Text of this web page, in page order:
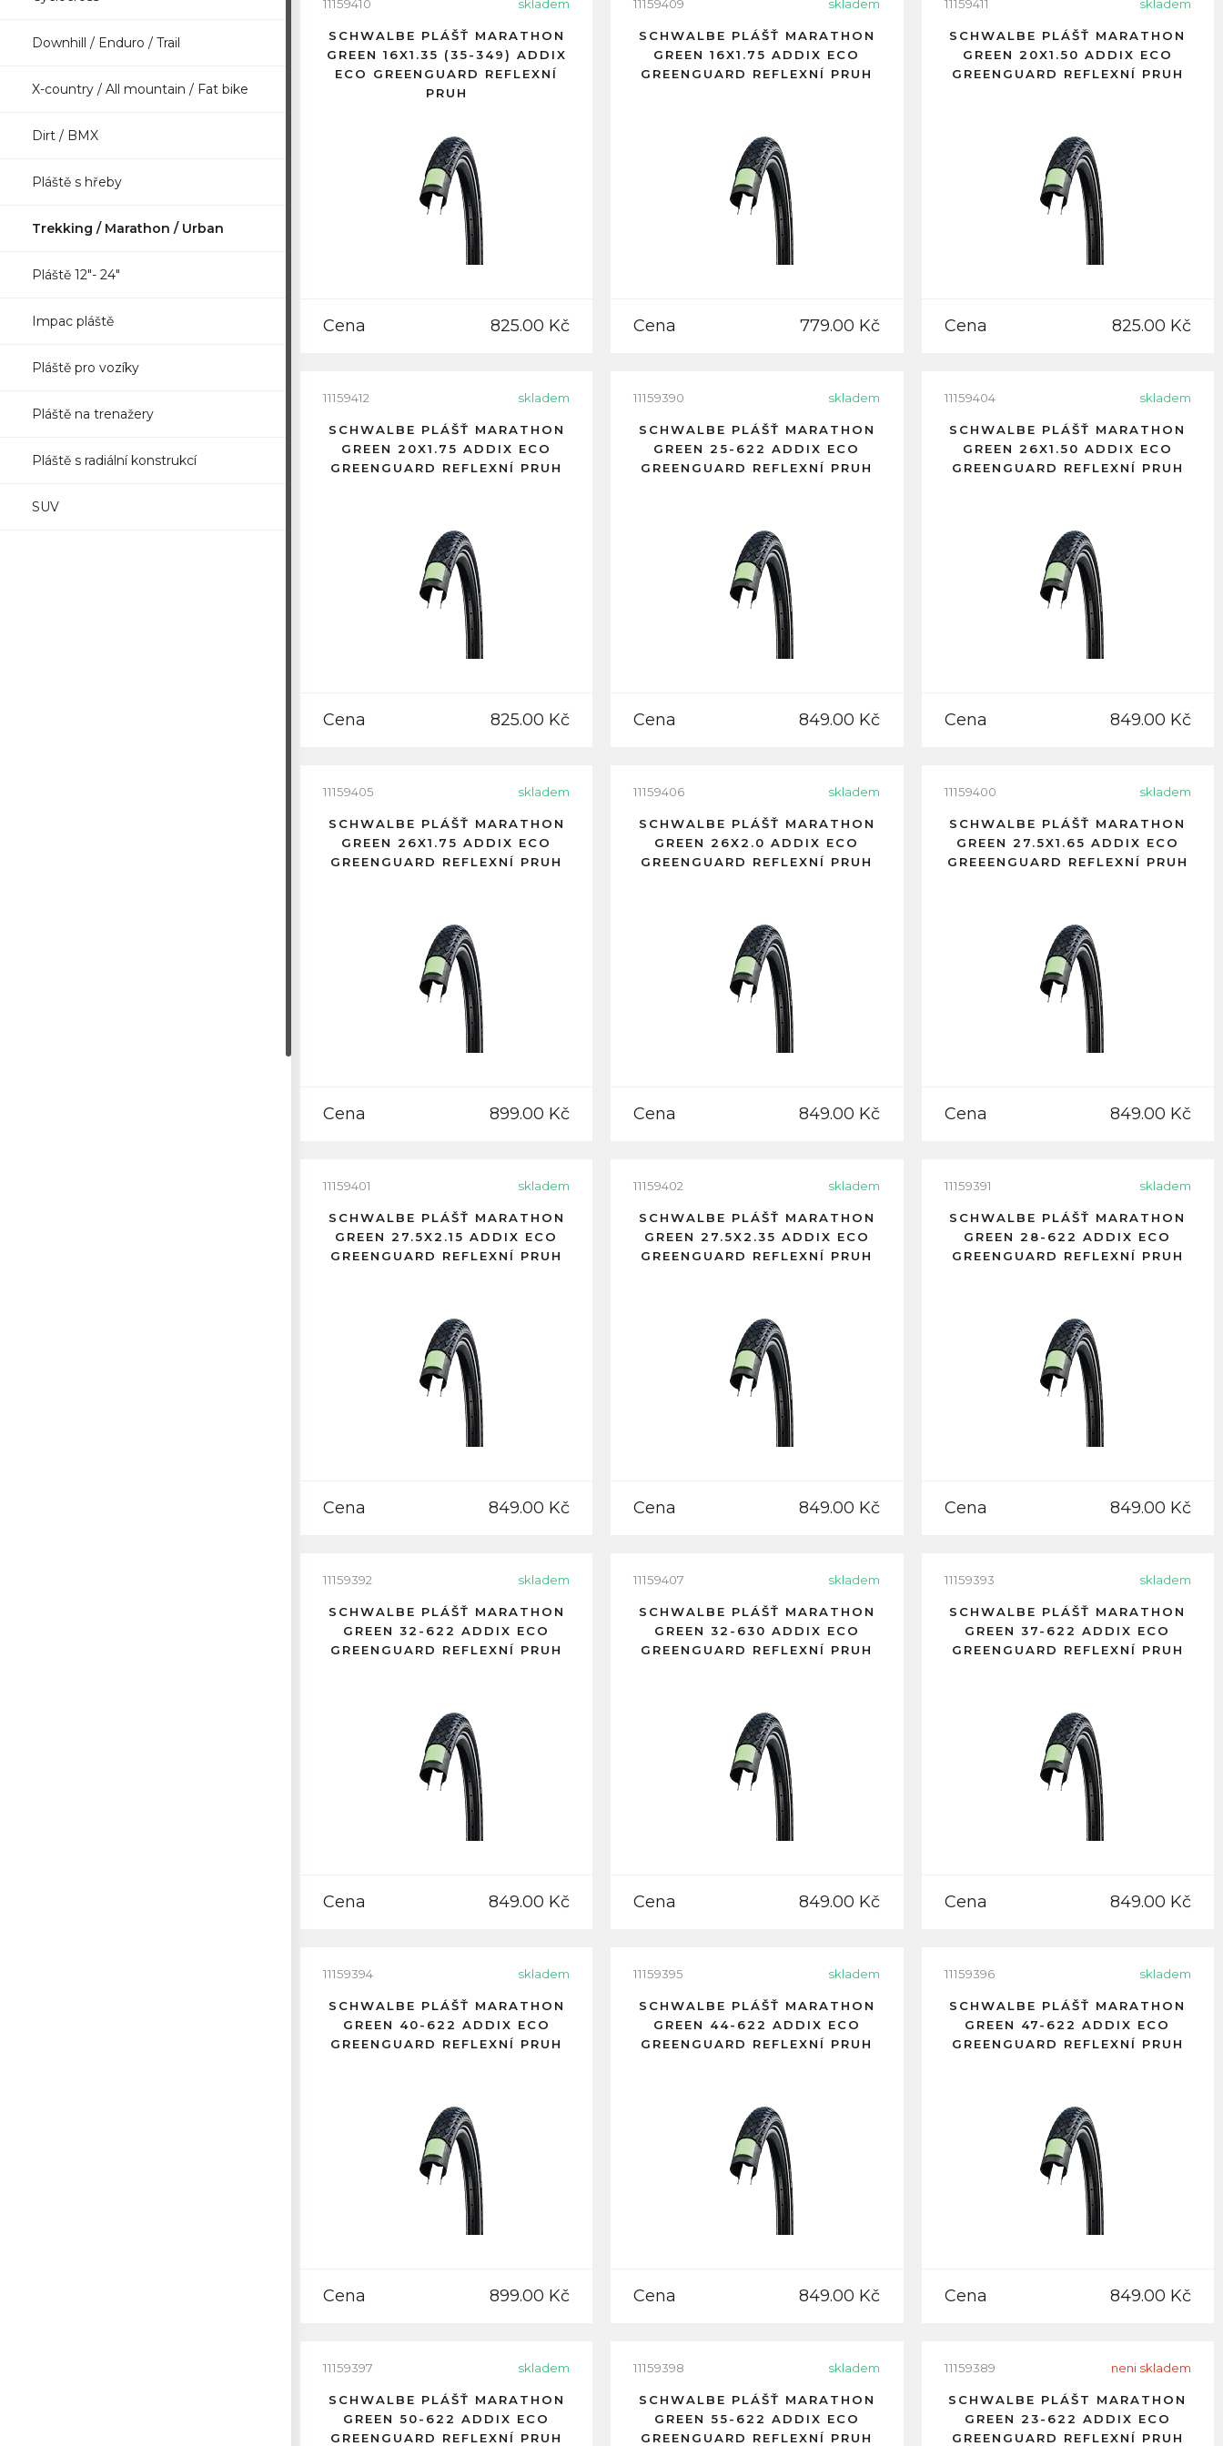
Downhill / Enduro / Trail
X-country / All mountain / Fat bike
Dirt / BMX
Pláště s hřeby
Trekking / Marathon / Urban
Pláště 12"- 24"
Impac pláště
Pláště pro vozíky
Pláště na trenažery
Pláště s radiální konstrukcí
SUV
11159410 skladem
SCHWALBE PLÁŠŤ MARATHON
GREEN 16X1.35 (35-349) ADDIX
ECO GREENGUARD REFLEXNÍ
PRUH
Cena 825.00 Kč
11159409 skladem
SCHWALBE PLÁŠŤ MARATHON
GREEN 16X1.75 ADDIX ECO
GREENGUARD REFLEXNÍ PRUH
Cena 779.00 Kč
11159411 skladem
SCHWALBE PLÁŠŤ MARATHON
GREEN 20X1.50 ADDIX ECO
GREENGUARD REFLEXNÍ PRUH
Cena 825.00 Kč
11159412 skladem
SCHWALBE PLÁŠŤ MARATHON
GREEN 20X1.75 ADDIX ECO
GREENGUARD REFLEXNÍ PRUH
Cena 825.00 Kč
11159390 skladem
SCHWALBE PLÁŠŤ MARATHON
GREEN 25-622 ADDIX ECO
GREENGUARD REFLEXNÍ PRUH
Cena 849.00 Kč
11159404 skladem
SCHWALBE PLÁŠŤ MARATHON
GREEN 26X1.50 ADDIX ECO
GREENGUARD REFLEXNÍ PRUH
Cena 849.00 Kč
11159405 skladem
SCHWALBE PLÁŠŤ MARATHON
GREEN 26X1.75 ADDIX ECO
GREENGUARD REFLEXNÍ PRUH
Cena 899.00 Kč
11159406 skladem
SCHWALBE PLÁŠŤ MARATHON
GREEN 26X2.0 ADDIX ECO
GREENGUARD REFLEXNÍ PRUH
Cena 849.00 Kč
11159400 skladem
SCHWALBE PLÁŠŤ MARATHON
GREEN 27.5X1.65 ADDIX ECO
GREEENGUARD REFLEXNÍ PRUH
Cena 849.00 Kč
11159401 skladem
SCHWALBE PLÁŠŤ MARATHON
GREEN 27.5X2.15 ADDIX ECO
GREENGUARD REFLEXNÍ PRUH
Cena 849.00 Kč
11159402 skladem
SCHWALBE PLÁŠŤ MARATHON
GREEN 27.5X2.35 ADDIX ECO
GREENGUARD REFLEXNÍ PRUH
Cena 849.00 Kč
11159391 skladem
SCHWALBE PLÁŠŤ MARATHON
GREEN 28-622 ADDIX ECO
GREENGUARD REFLEXNÍ PRUH
Cena 849.00 Kč
11159392 skladem
SCHWALBE PLÁŠŤ MARATHON
GREEN 32-622 ADDIX ECO
GREENGUARD REFLEXNÍ PRUH
Cena 849.00 Kč
11159407 skladem
SCHWALBE PLÁŠŤ MARATHON
GREEN 32-630 ADDIX ECO
GREENGUARD REFLEXNÍ PRUH
Cena 849.00 Kč
11159393 skladem
SCHWALBE PLÁŠŤ MARATHON
GREEN 37-622 ADDIX ECO
GREENGUARD REFLEXNÍ PRUH
Cena 849.00 Kč
11159394 skladem
SCHWALBE PLÁŠŤ MARATHON
GREEN 40-622 ADDIX ECO
GREENGUARD REFLEXNÍ PRUH
Cena 899.00 Kč
11159395 skladem
SCHWALBE PLÁŠŤ MARATHON
GREEN 44-622 ADDIX ECO
GREENGUARD REFLEXNÍ PRUH
Cena 849.00 Kč
11159396 skladem
SCHWALBE PLÁŠŤ MARATHON
GREEN 47-622 ADDIX ECO
GREENGUARD REFLEXNÍ PRUH
Cena 849.00 Kč
11159397 skladem
SCHWALBE PLÁŠŤ MARATHON
GREEN 50-622 ADDIX ECO
GREENGUARD REFLEXNÍ PRUH
11159398 skladem
SCHWALBE PLÁŠŤ MARATHON
GREEN 55-622 ADDIX ECO
GREENGUARD REFLEXNÍ PRUH
11159389 neni skladem
SCHWALBE PLÁŠT MARATHON
GREEN 23-622 ADDIX ECO
GREENGUARD REFLEXNÍ PRUH